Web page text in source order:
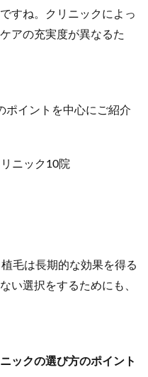
すね。クリニックによっ
アの充実度が異なるた
ポイントを中心にご紹介
ニック10院
毛は長期的な効果を得る
い選択をするためにも、
ックの選び方のポイント